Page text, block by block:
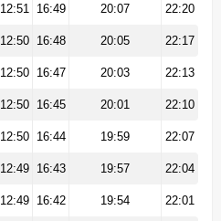
12:51 16:49 20:07 22:20
12:50 16:48 20:05 22:17
12:50 16:47 20:03 22:13
12:50 16:45 20:01 22:10
12:50 16:44 19:59 22:07
12:49 16:43 19:57 22:04
12:49 16:42 19:54 22:01